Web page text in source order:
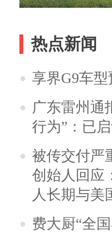
热点新闻
享界G9车
广东雷州通
行为”：已
被传交付严
创始人回应
人长期与美
费大厨“全